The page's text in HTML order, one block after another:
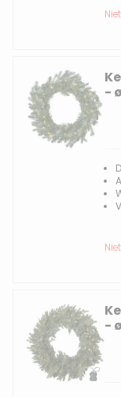
-
-